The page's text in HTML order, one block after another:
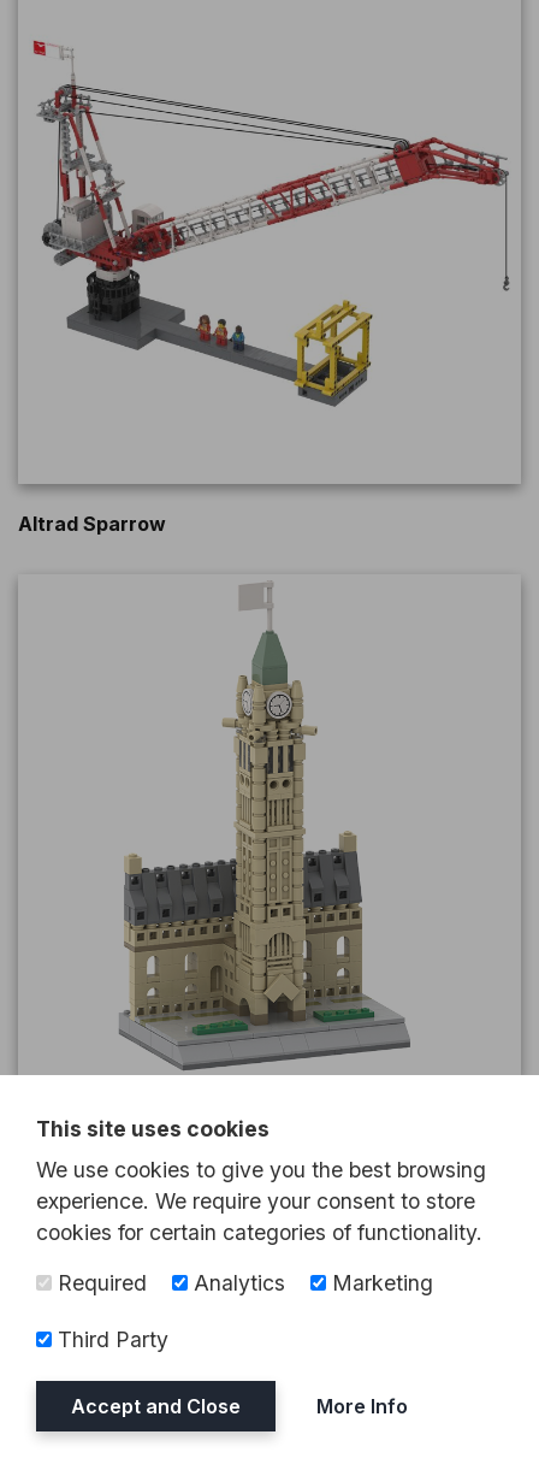
Altrad Sparrow
Peace Tower
This site uses cookies
We use cookies to give you the best browsing
experience. We require your consent to store
cookies for certain categories of functionality.
Required
Analytics Marketing
Third Party
Accept and Close More Info